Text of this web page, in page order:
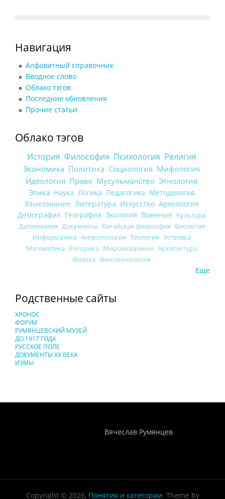
Навигация
Алфавитный справочник
Вводное слово
Облако тэгов
Последние обновления
Прочие статьи
Облако тэгов
История Философия Психология Религия
Экономика Политика Социология Мифология
Идеология Право Мусульманство Этнология
Этика Наука Логика Педагогика Методология
Языкознание Литература Искусство Археология
Демография География Экология Военные Культура
Дипломатия Документы Китайская философия Биология
Информатика Антропология Теология Эстетика
Математика Риторика Мировоззрение Архитектура
Физика Феноменология
Еще
Родственные сайты
ХРОНОС
ФОРУМ
РУМЯНЦЕВСКИЙ МУЗЕЙ
ДО 1917 ГОДА
РУССКОЕ ПОЛЕ
ДОКУМЕНТЫ XX ВЕКА
ИЗМЫ
Вячеслав Румянцев
Copyright © 2026, Понятия и категории. Theme by